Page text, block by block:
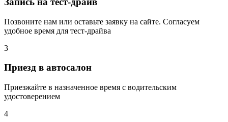
Позвоните нам или оставьте заявку на сайте. Согласуем
удобное время для тест-драйва
3
Приезд в автосалон
Приезжайте в назначенное время с водительским
удостоверением
4